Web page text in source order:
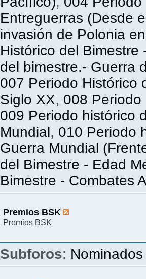
Entreguerras (Desde
invasión de Polonia
Histórico del Bimestre
del bimestre.- Guerra
007 Periodo Histórico
Siglo XX, 008 Periodo
009 Periodo histórico
Mundial, 010 Periodo
Guerra Mundial
del Bimestre - Edad
Bimestre - Combates
Premios BSK
Premios BSK
Subforos: Nominados